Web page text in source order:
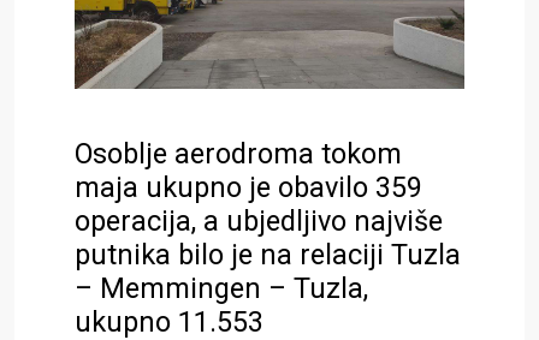
Osoblje aerodroma tokom
maja ukupno je obavilo 359
operacija, a ubjedljivo najviše
putnika bilo je na relaciji Tuzla
– Memmingen – Tuzla,
ukupno 11.553